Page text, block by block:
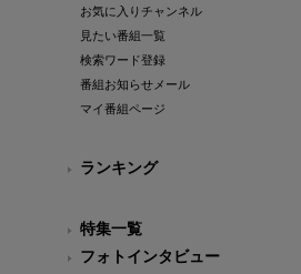
お気に入りチャンネル
見たい番組一覧
検索ワード登録
番組お知らせメール
マイ番組ページ
ランキング
特集一覧
フォトインタビュー